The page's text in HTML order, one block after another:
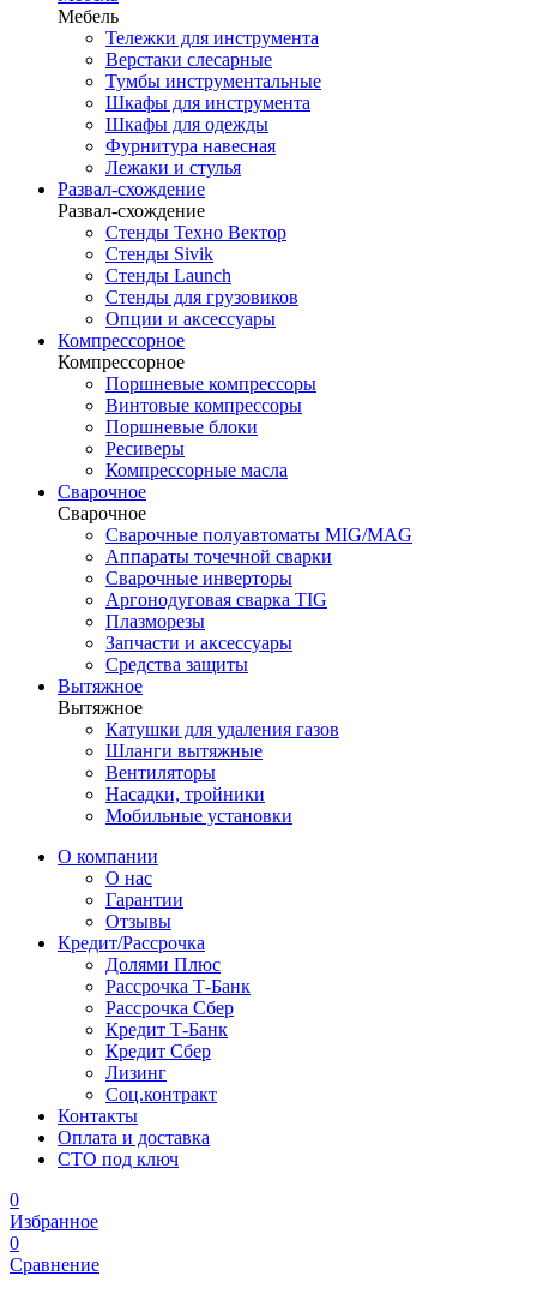
Мебель
Тележки для инструмента
Верстаки слесарные
Тумбы инструментальные
Шкафы для инструмента
Шкафы для одежды
Фурнитура навесная
Лежаки и стулья
Развал-схождение
Развал-схождение
Стенды Техно Вектор
Стенды Sivik
Стенды Launch
Стенды для грузовиков
Опции и аксессуары
Компрессорное
Компрессорное
Поршневые компрессоры
Винтовые компрессоры
Поршневые блоки
Ресиверы
Компрессорные масла
Сварочное
Сварочное
Сварочные полуавтоматы MIG/MAG
Аппараты точечной сварки
Сварочные инверторы
Аргонодуговая сварка TIG
Плазморезы
Запчасти и аксессуары
Средства защиты
Вытяжное
Вытяжное
Катушки для удаления газов
Шланги вытяжные
Вентиляторы
Насадки, тройники
Мобильные установки
О компании
О нас
Гарантии
Отзывы
Кредит/Рассрочка
Долями Плюс
Рассрочка Т-Банк
Рассрочка Сбер
Кредит Т-Банк
Кредит Сбер
Лизинг
Соц.контракт
Контакты
Оплата и доставка
СТО под ключ
0
Избранное
0
Сравнение